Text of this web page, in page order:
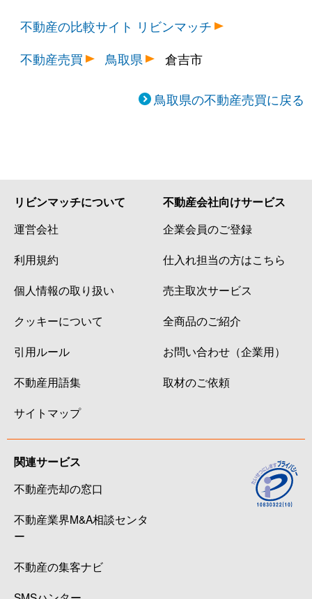
不動産の比較サイト リビンマッチ
不動産売買
鳥取県 倉吉市
鳥取県の不動産売買に戻る
リビンマッチについて
運営会社
利用規約
個人情報の取り扱い
クッキーについて
引用ルール
不動産用語集
サイトマップ
不動産会社向けサービス
企業会員のご登録
仕入れ担当の方はこちら
売主取次サービス
全商品のご紹介
お問い合わせ（企業用）
取材のご依頼
関連サービス
不動産売却の窓口
不動産業界M&A相談センタ
ー
不動産の集客ナビ